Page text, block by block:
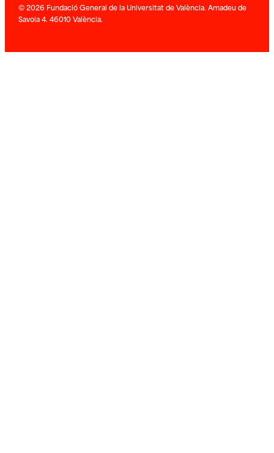
© 2026 Fundació General de la Universitat de València. Amadeu de
Savoia 4. 46010 València.